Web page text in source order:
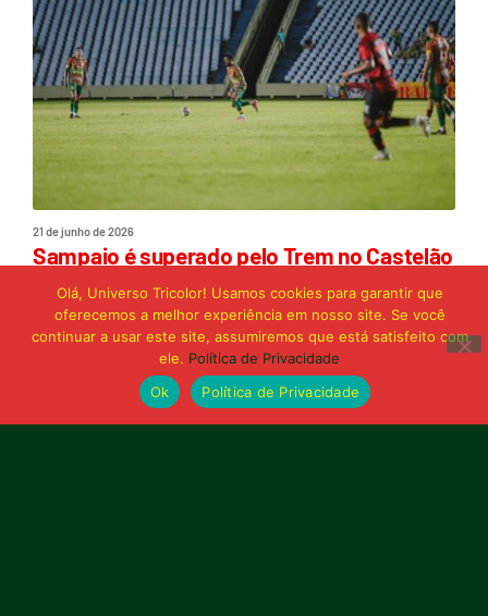
21 de junho de 2026
Sampaio é superado pelo Trem no Castelão
Olá, Universo Tricolor! Usamos cookies para garantir que
oferecemos a melhor experiência em nosso site. Se você
continuar a usar este site, assumiremos que está satisfeito com
ele. Política de Privacidade
Ok
Política de Privacidade